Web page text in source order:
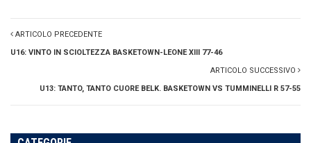
ARTICOLO PRECEDENTE
U16: VINTO IN SCIOLTEZZA BASKETOWN-LEONE XIII 77-46
ARTICOLO SUCCESSIVO
U13: TANTO, TANTO CUORE BELK. BASKETOWN VS TUMMINELLI R 57-55